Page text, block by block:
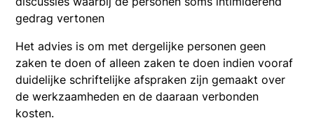
gedrag vertonen
Het advies is om met dergelijke personen geen
zaken te doen of alleen zaken te doen indien vooraf
duidelijke schriftelijke afspraken zijn gemaakt over
de werkzaamheden en de daaraan verbonden
kosten.